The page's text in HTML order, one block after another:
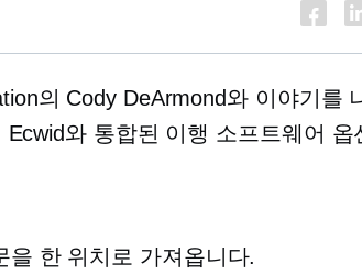
의 Cody DeArmond와 이야기를
Ecwid와 통합된 이행 소프트웨어 옵
을 한 위치로 가져옵니다.